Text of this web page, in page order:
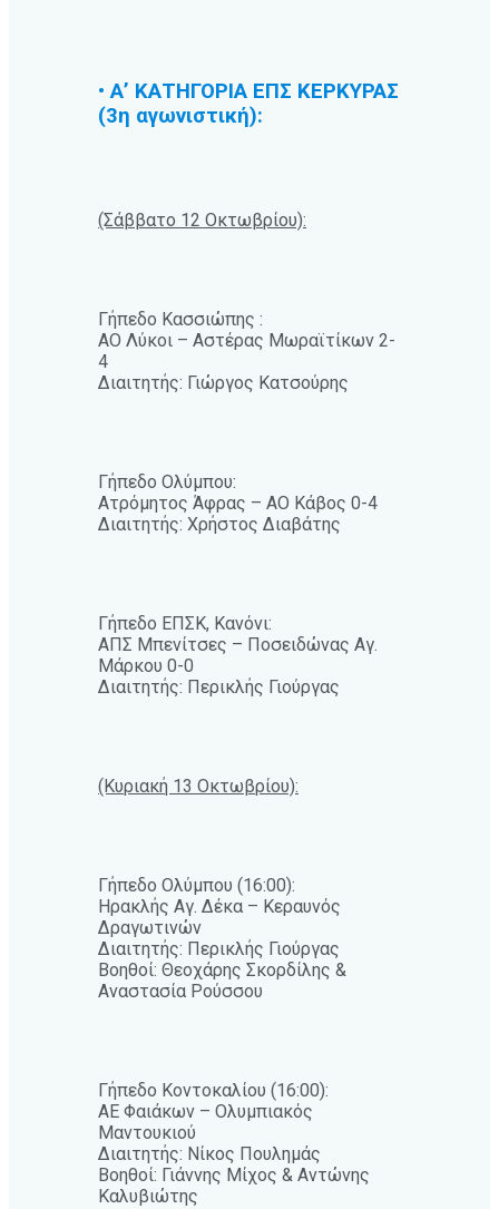
• Α’ ΚΑΤΗΓΟΡΙΑ ΕΠΣ ΚΕΡΚΥΡΑΣ
(3η αγωνιστική):
(Σάββατο 12 Οκτωβρίου):
Γήπεδο Κασσιώπης :
ΑΟ Λύκοι – Αστέρας Μωραϊτίκων 2-
4
Διαιτητής: Γιώργος Κατσούρης
Γήπεδο Ολύμπου:
Ατρόμητος Άφρας – ΑΟ Κάβος 0-4
Διαιτητής: Χρήστος Διαβάτης
Γήπεδο ΕΠΣΚ, Κανόνι:
ΑΠΣ Μπενίτσες – Ποσειδώνας Αγ.
Μάρκου 0-0
Διαιτητής: Περικλής Γιούργας
(Κυριακή 13 Οκτωβρίου):
Γήπεδο Ολύμπου (16:00):
Ηρακλής Αγ. Δέκα – Κεραυνός
Δραγωτινών
Διαιτητής: Περικλής Γιούργας
Βοηθοί: Θεοχάρης Σκορδίλης &
Αναστασία Ρούσσου
Γήπεδο Κοντοκαλίου (16:00):
ΑΕ Φαιάκων – Ολυμπιακός
Μαντουκιού
Διαιτητής: Νίκος Πουλημάς
Βοηθοί: Γιάννης Μίχος & Αντώνης
Καλυβιώτης